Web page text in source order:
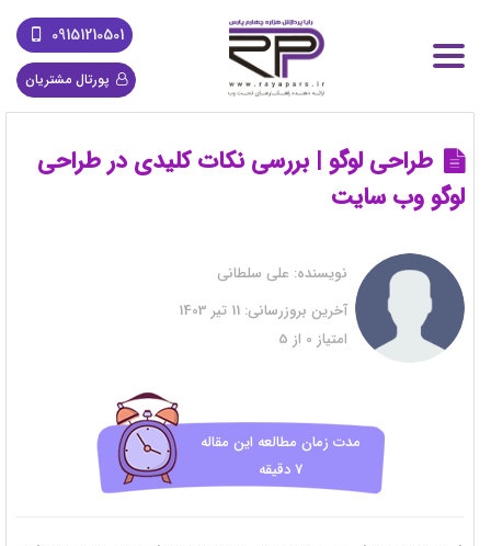
09151210501
پورتال مشتریان
طراحی لوگو | بررسی نکات کلیدی در طراحی
لوگو وب سایت
نویسنده: علی سلطانی
آخرین بروزرسانی:
امتیاز 0 از 5
مدت زمان مطالعه این مقاله
7 دقیقه